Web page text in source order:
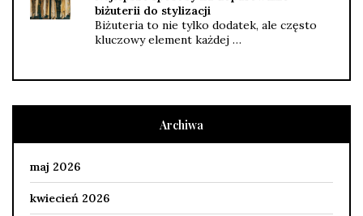
biżuterii do stylizacji
Biżuteria to nie tylko dodatek, ale często
kluczowy element każdej …
Archiwa
maj 2026
kwiecień 2026